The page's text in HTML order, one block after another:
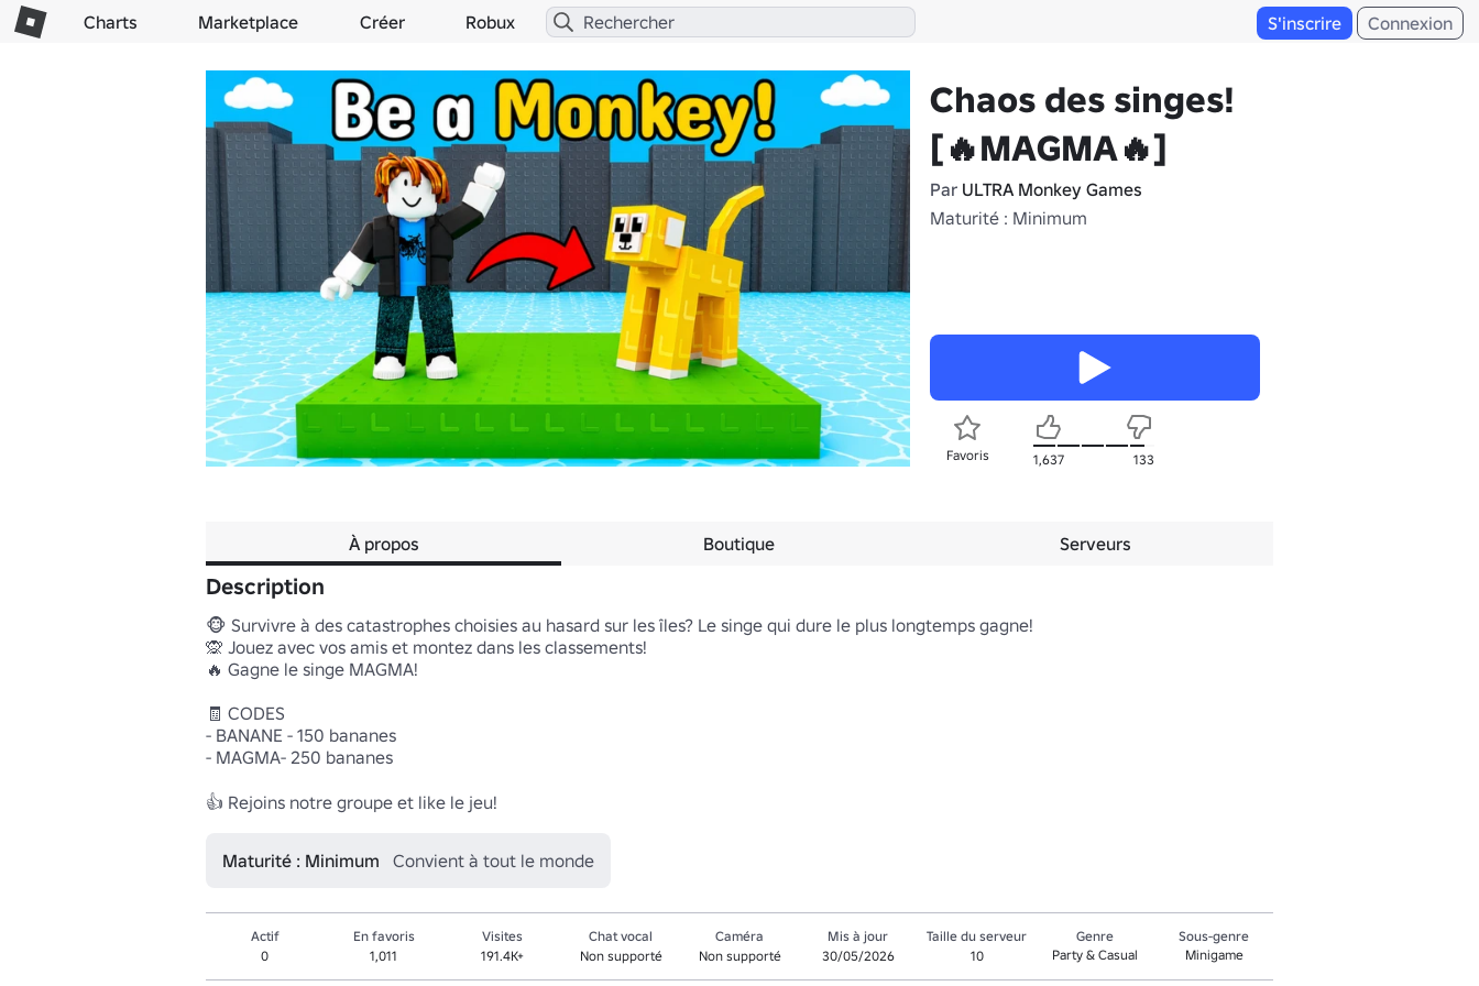
Charts Marketplace Créer Robux S'inscrire Connexion
Chaos des singes!
[🔥MAGMA🔥]
Par ULTRA Monkey Games
Maturité : Minimum
Favoris 1,637 133
À propos Boutique Serveurs
Description
🐵 Survivre à des catastrophes choisies au hasard sur les îles? Le singe qui dure le plus longtemps gagne!
🙊 Jouez avec vos amis et montez dans les classements!
🔥 Gagne le singe MAGMA!
🧾 CODES
- BANANE - 150 bananes
- MAGMA- 250 bananes
👍 Rejoins notre groupe et like le jeu!
Maturité : Minimum Convient à tout le monde
Actif
0
En favoris
1,011
Visites
191.4K+
Chat vocal
Non supporté
Caméra
Non supporté
Mis à jour
30/05/2026
Taille du serveur
10
Genre
Party & Casual
Sous-genre
Minigame